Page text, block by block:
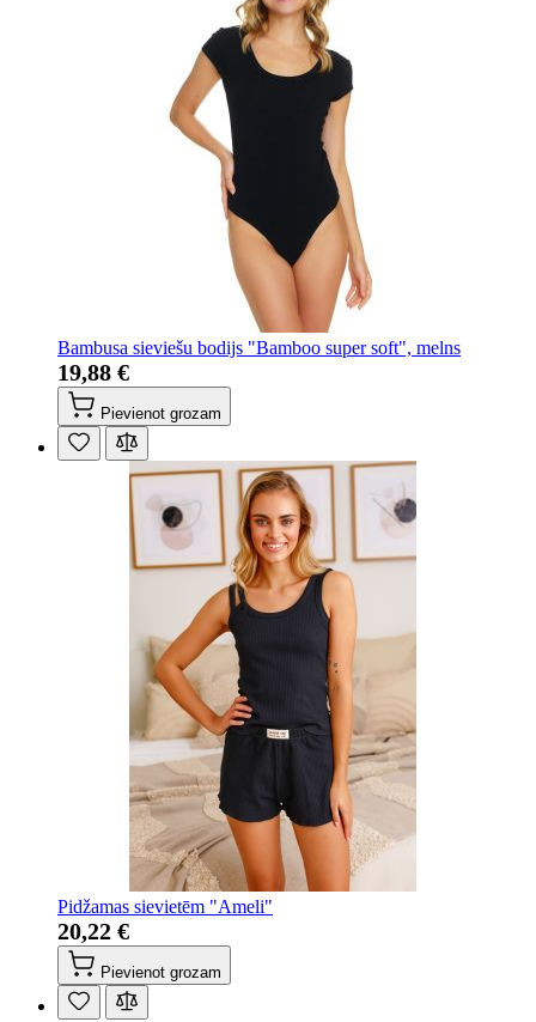
Bambusa sieviešu bodijs "Bamboo super soft", melns
19,88 €
Pievienot grozam
Pidžamas sievietēm "Ameli"
20,22 €
Pievienot grozam